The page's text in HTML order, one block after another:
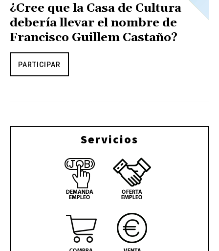
¿Cree que la Casa de Cultura
debería llevar el nombre de
Francisco Guillem Castaño?
PARTICIPAR
Servicios